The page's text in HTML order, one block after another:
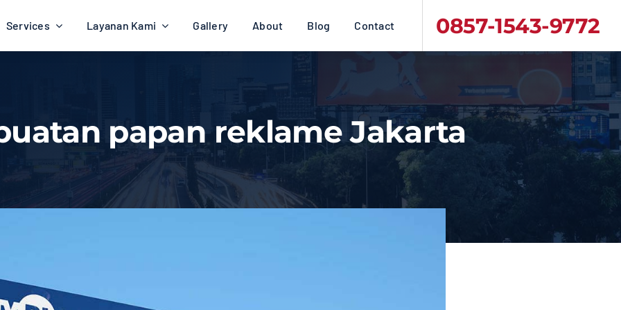
Services Layanan Kami Gallery About Blog Contact 0857-1543-9772
papan reklame Jakarta